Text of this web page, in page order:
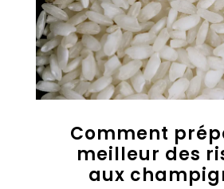
Comment
meilleur des
aux